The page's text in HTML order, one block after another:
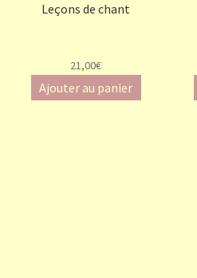
Leçons de chant
21,00€
Ajouter au panier